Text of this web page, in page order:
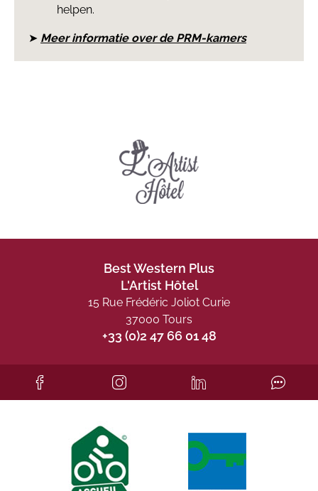
helpen.
➤ Meer informatie over de PRM-kamers
Best Western Plus
L'Artist Hôtel
15 Rue Frédéric Joliot Curie
37000 Tours
+33 (0)2 47 66 01 48